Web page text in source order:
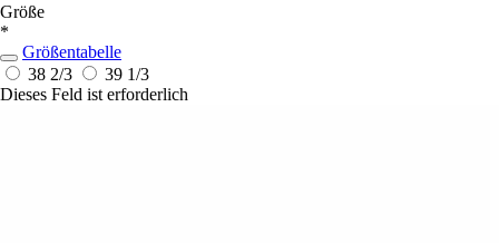
Größe
*
Größentabelle
38 2/3
39 1/3
Dieses Feld ist erforderlich